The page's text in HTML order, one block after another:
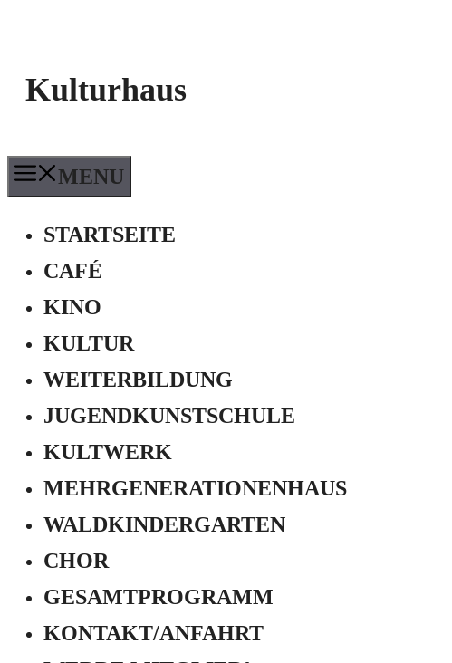
Kulturhaus
MENU
STARTSEITE
CAFÉ
KINO
KULTUR
WEITERBILDUNG
JUGEND­KUNSTSCHULE
KULTWERK
MEHRGENERATIONEN­HAUS
WALDKINDERGARTEN
CHOR
GESAMTPROGRAMM
KONTAKT/ANFAHRT